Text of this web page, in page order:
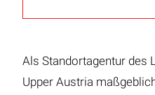
Als Standortagentur des
Upper Austria